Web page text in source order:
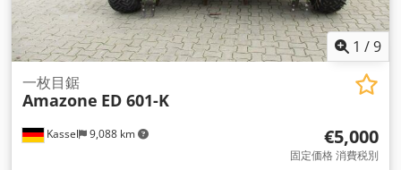
1 /9
Kassel 9,088 km
一枚目鋸
Amazone ED 601-K
€5,000
固定価格 消費税別